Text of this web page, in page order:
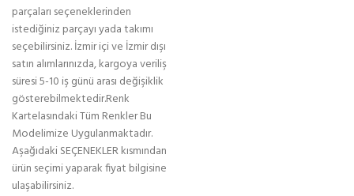
parçaları seçeneklerinden
istediğiniz parçayı yada takımı
seçebilirsiniz. İzmir içi ve İzmir dışı
satın alımlarınızda, kargoya veriliş
süresi 5-10 iş günü arası değişiklik
gösterebilmektedir.Renk
Kartelasındaki Tüm Renkler Bu
Modelimize Uygulanmaktadır.
Aşağıdaki SEÇENEKLER kısmından
ürün seçimi yaparak fiyat bilgisine
ulaşabilirsiniz.